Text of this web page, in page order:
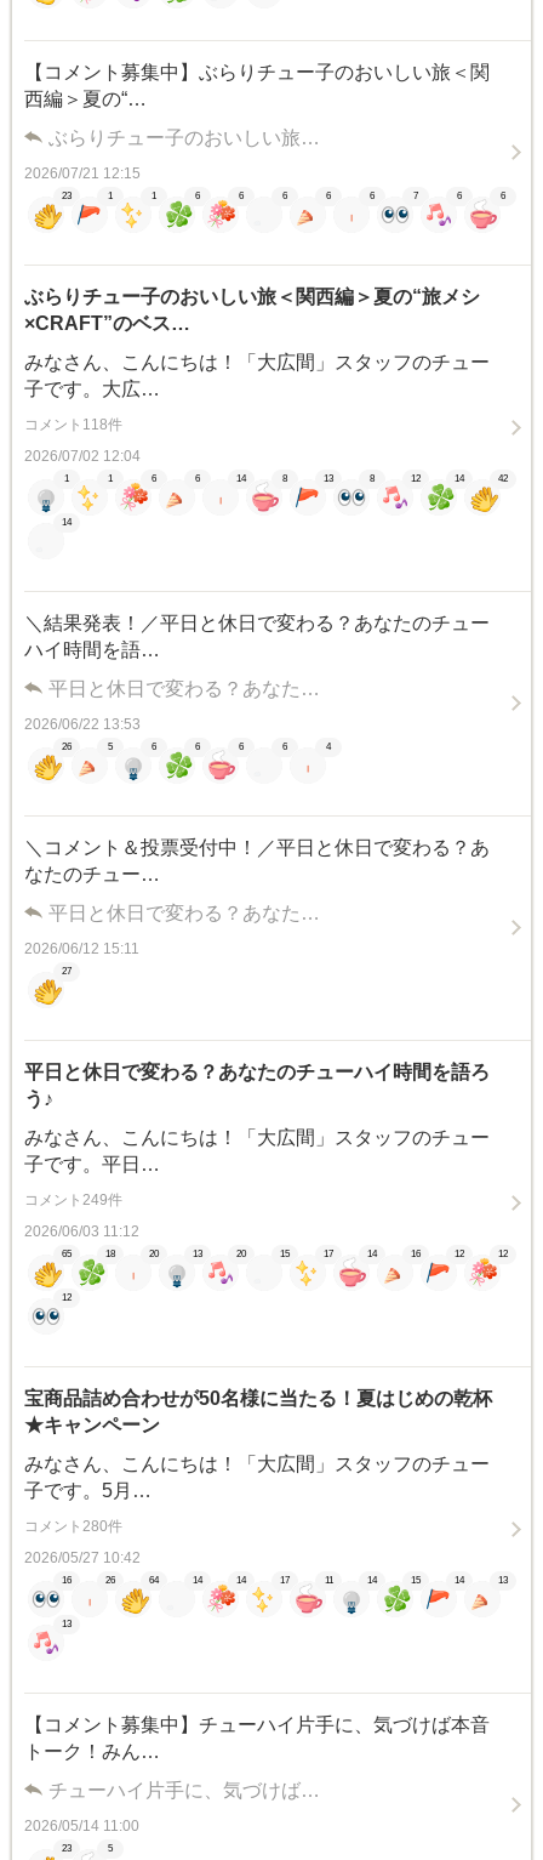
【コメント募集中】ぶらりチュー子のおいしい旅＜関
西編＞夏の“…
ぶらりチュー子のおいしい旅…
2026/07/21 12:15
23 1 1 6 6 6 6 6 7 6 6
ぶらりチュー子のおいしい旅＜関西編＞夏の“旅メシ
×CRAFT”のベス…
みなさん、こんにちは！「大広間」スタッフのチュー
子です。大広…
コメント118件
2026/07/02 12:04
1 1 6 6 14 8 13 8 12 14 42
14
＼結果発表！／平日と休日で変わる？あなたのチュー
ハイ時間を語…
平日と休日で変わる？あなた…
2026/06/22 13:53
26 5 6 6 6 6 4
＼コメント＆投票受付中！／平日と休日で変わる？あ
なたのチュー…
平日と休日で変わる？あなた…
2026/06/12 15:11
27
平日と休日で変わる？あなたのチューハイ時間を語ろ
う♪
みなさん、こんにちは！「大広間」スタッフのチュー
子です。平日…
コメント249件
2026/06/03 11:12
65 18 20 13 20 15 17 14 16 12 12
12
宝商品詰め合わせが50名様に当たる！夏はじめの乾杯
★キャンペーン
みなさん、こんにちは！「大広間」スタッフのチュー
子です。5月…
コメント280件
2026/05/27 10:42
16 26 64 14 14 17 11 14 15 14 13
13
【コメント募集中】チューハイ片手に、気づけば本音
トーク！みん…
チューハイ片手に、気づけば…
2026/05/14 11:00
23 5